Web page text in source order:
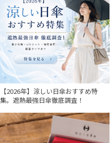
カラー
価格・割引率
在庫表示
販売状況
【2026年】涼しい日傘おすすめ特
集。遮熱最強日傘徹底調査！